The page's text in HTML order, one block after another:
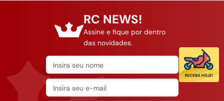
RC NEWS!
Assine e fique por dentro
das novidades.